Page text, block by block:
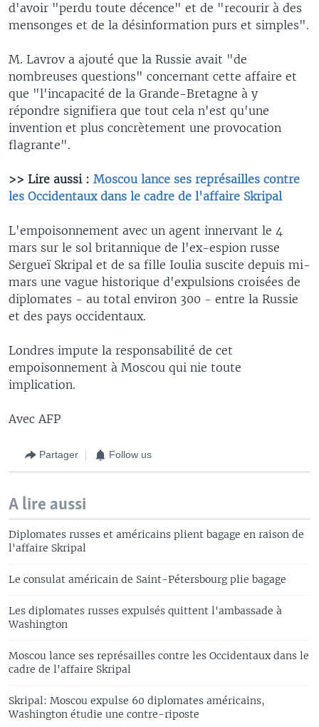
d'avoir "perdu toute décence" et de "recourir à des
mensonges et de la désinformation purs et simples".
M. Lavrov a ajouté que la Russie avait "de
nombreuses questions" concernant cette affaire et
que "l'incapacité de la Grande-Bretagne à y
répondre signifiera que tout cela n'est qu'une
invention et plus concrètement une provocation
flagrante".
>> Lire aussi : Moscou lance ses représailles contre
les Occidentaux dans le cadre de l'affaire Skripal
L'empoisonnement avec un agent innervant le 4
mars sur le sol britannique de l'ex-espion russe
Sergueï Skripal et de sa fille Ioulia suscite depuis mi-
mars une vague historique d'expulsions croisées de
diplomates - au total environ 300 - entre la Russie
et des pays occidentaux.
Londres impute la responsabilité de cet
empoisonnement à Moscou qui nie toute
implication.
Avec AFP
Partager Follow us
A lire aussi
Diplomates russes et américains plient bagage en raison de
l'affaire Skripal
Le consulat américain de Saint-Pétersbourg plie bagage
Les diplomates russes expulsés quittent l'ambassade à
Washington
Moscou lance ses représailles contre les Occidentaux dans le
cadre de l'affaire Skripal
Skripal: Moscou expulse 60 diplomates américains,
Washington étudie une contre-riposte